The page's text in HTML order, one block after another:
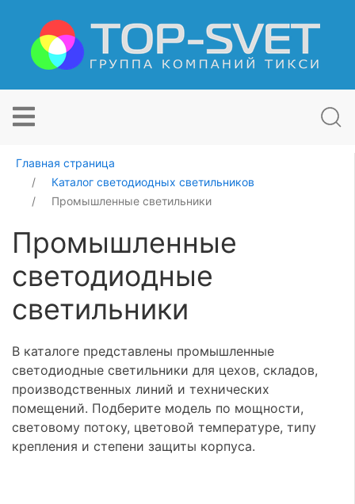
Главная страница
Каталог светодиодных светильников
Промышленные светильники
Промышленные
светодиодные
светильники
В каталоге представлены промышленные
светодиодные светильники для цехов, складов,
производственных линий и технических
помещений. Подберите модель по мощности,
световому потоку, цветовой температуре, типу
крепления и степени защиты корпуса.